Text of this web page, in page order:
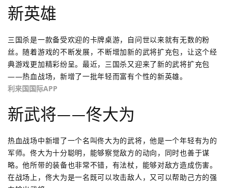
新英雄
三国杀是一款备受欢迎的卡牌桌游，自问世以来就有无数的粉
丝。随着游戏的不断发展，不断增加新的武将扩充包，让这个经
典游戏更加精彩纷呈。最近，三国杀又迎来了新的武将扩充包
——热血战场，新增了一批年轻而富有个性的新英雄。
利来国国际APP
新武将——佟大为
热血战场中新增了一个名叫佟大为的武将，他是一个年轻有为的
军师。佟大为十分聪明，能够察觉敌方的动向，同时也善于谋
略。他所带的装备也非常不错，有法杖，能够对敌方造成伤害。
在战场上，佟大为是一名既可以攻击敌人，又可以帮助己方的强